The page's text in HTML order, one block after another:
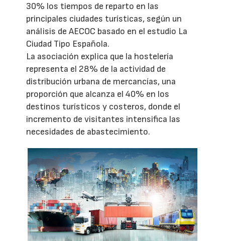
30% los tiempos de reparto en las
principales ciudades turísticas, según un
análisis de AECOC basado en el estudio La
Ciudad Tipo Española.
La asociación explica que la hostelería
representa el 28% de la actividad de
distribución urbana de mercancías, una
proporción que alcanza el 40% en los
destinos turísticos y costeros, donde el
incremento de visitantes intensifica las
necesidades de abastecimiento.